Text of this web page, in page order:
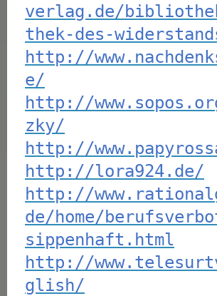
verlag.de/
thek-des-
http://
e/
http://
zky/
http://
http://lora924.de/
http://
de/home/
sippenhaft.html
http://
glish/